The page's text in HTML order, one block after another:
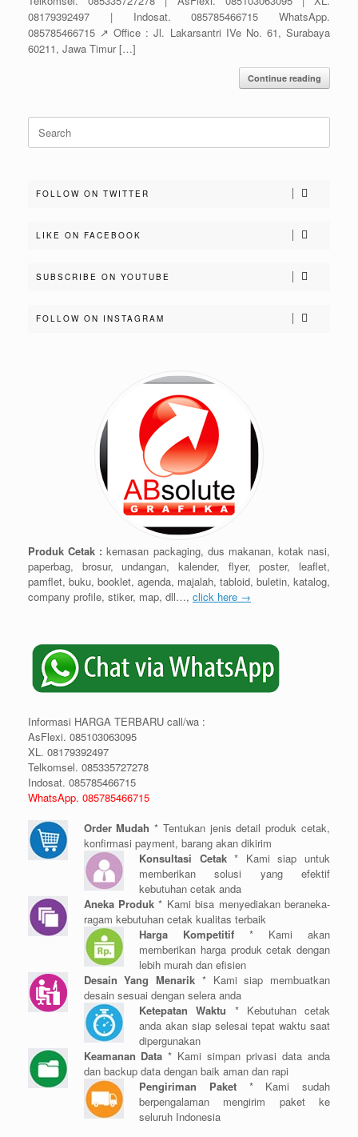
08179392497 | Indosat. 085785466715 WhatsApp.
085785466715 ↗️ Office : Jl. Lakarsantri IVe No. 61, Surabaya
60211, Jawa Timur […]
Continue reading
Search
for:
FOLLOW ON TWITTER
LIKE ON FACEBOOK
SUBSCRIBE ON YOUTUBE
FOLLOW ON INSTAGRAM
Produk Cetak : kemasan packaging, dus makanan, kotak nasi,
paperbag, brosur, undangan, kalender, flyer, poster, leaflet,
pamflet, buku, booklet, agenda, majalah, tabloid, buletin, katalog,
company profile, stiker, map, dll…, click here →
Informasi HARGA TERBARU call/wa :
AsFlexi. 085103063095
XL. 08179392497
Telkomsel. 085335727278
Indosat. 085785466715
WhatsApp. 085785466715
Order Mudah * Tentukan jenis detail produk cetak,
konfirmasi payment, barang akan dikirim
Konsultasi Cetak* Kami siap untuk
memberikan solusi yang efektif
kebutuhan cetak anda
Aneka Produk* Kami bisa menyediakan beraneka-
ragam kebutuhan cetak kualitas terbaik
Harga Kompetitif * Kami akan
memberikan harga produk cetak dengan
lebih murah dan efisien
Desain Yang Menarik * Kami siap membuatkan
desain sesuai dengan selera anda
Ketepatan Waktu * Kebutuhan cetak
anda akan siap selesai tepat waktu saat
dipergunakan
Keamanan Data * Kami simpan privasi data anda
dan backup data dengan baik aman dan rapi
Pengiriman Paket* Kami sudah
berpengalaman mengirim paket ke
seluruh Indonesia